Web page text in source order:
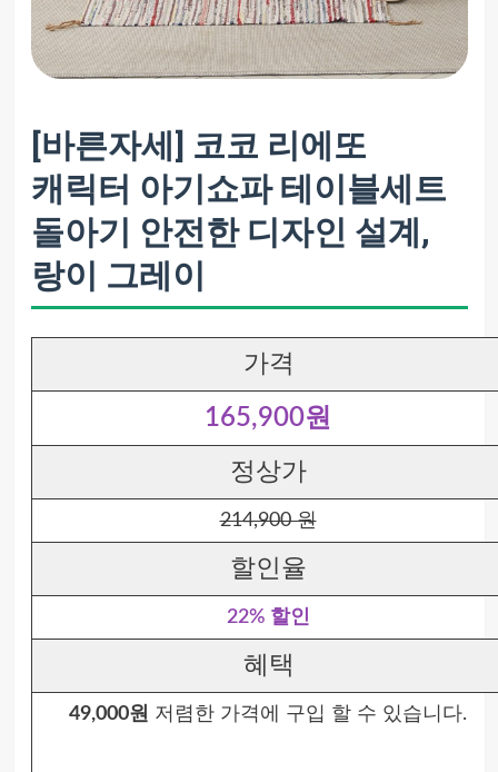
[바른자세] 코코 리에또
캐릭터 아기쇼파 테이블세트
돌아기 안전한 디자인 설계,
랑이 그레이
가격
165,900원
정상가
214,900 원
할인율
22% 할인
혜택
49,000원 저렴한 가격에 구입 할 수 있습니다.